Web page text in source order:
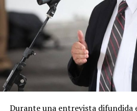
defender los intereses de Loja,
como uno de los pilares
político.
Por su parte, Pablo Romero,
APLA, explicó que la alianza es el
proceso de diálogo entre
diversos colectivos ciudadanos.
Durante una entrevista difundida